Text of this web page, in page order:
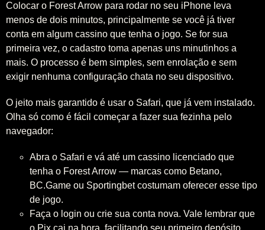
Colocar o Forest Arrow para rodar no seu iPhone leva
menos de dois minutos, principalmente se você já tiver
conta em algum cassino que tenha o jogo. Se for sua
primeira vez, o cadastro toma apenas uns minutinhos a
mais. O processo é bem simples, sem enrolação e sem
exigir nenhuma configuração chata no seu dispositivo.
O jeito mais garantido é usar o Safari, que já vem instalado.
Olha só como é fácil começar a fazer sua fezinha pelo
navegador:
Abra o Safari e vá até um cassino licenciado que
tenha o Forest Arrow — marcas como Betano,
BC.Game ou Sportingbet costumam oferecer esse tipo
de jogo.
Faça o login ou crie sua conta nova. Vale lembrar que
o Pix cai na hora, facilitando seu primeiro depósito.